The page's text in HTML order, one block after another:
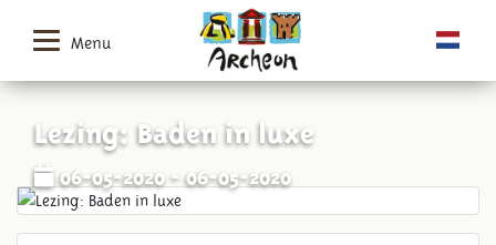
Menu
Lezing: Baden in luxe
06-05-2020 - 06-05-2020